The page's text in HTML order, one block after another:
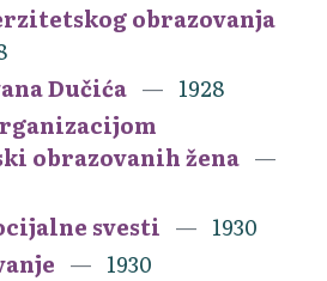
obrazovanja
Dučića
1928
obrazovanih žena
svesti
1930
1930